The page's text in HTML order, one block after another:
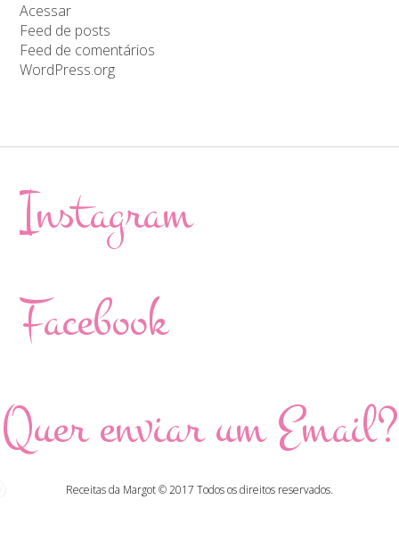
Acessar
Feed de posts
Feed de comentários
WordPress.org
Instagram
Facebook
Quer enviar um Email?
Receitas da Margot © 2017 Todos os direitos reservados.